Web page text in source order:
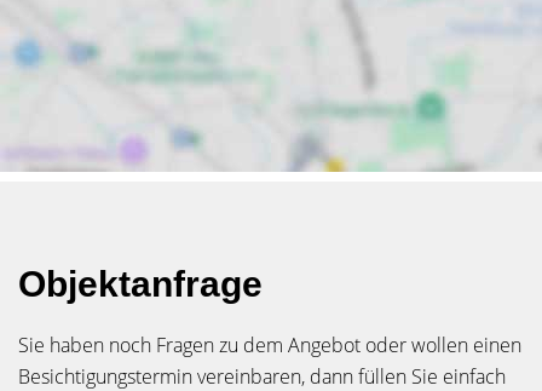
Objektanfrage
Sie haben noch Fragen zu dem Angebot oder wollen einen
Besichtigungstermin vereinbaren, dann füllen Sie einfach